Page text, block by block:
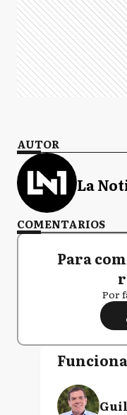
AUTOR
La
COMENTARIOS
Para
Por